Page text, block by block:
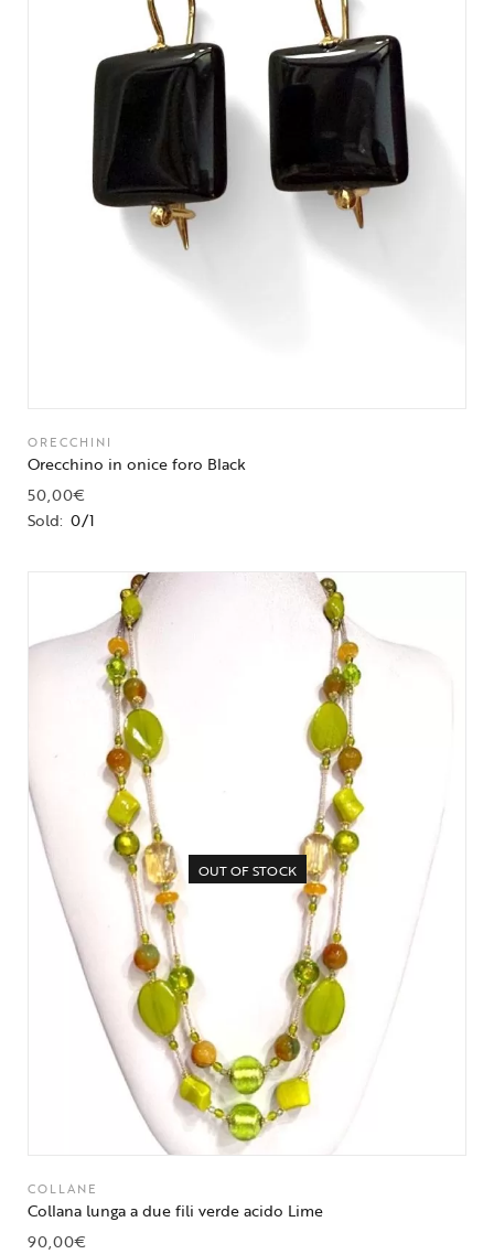
ORECCHINI
Orecchino in onice foro Black
50,00€
Sold: 0/1
OUT OF STOCK
COLLANE
Collana lunga a due fili verde acido Lime
90,00€